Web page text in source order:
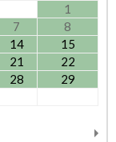
1
7
8
14
15
21
22
28
29